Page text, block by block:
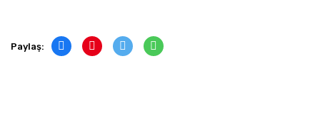
Paylaş: